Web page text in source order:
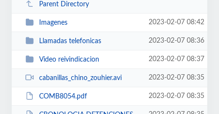
Parent Directory
Imagenes 2023-02-07 08:42
Llamadas telefonicas 2023-02-07 08:36
Video reivindicacion 2023-02-07 08:37
cabanillas_chino_zouhier.avi 2023-02-07 08:35
COMB8054.pdf 2023-02-07 08:35